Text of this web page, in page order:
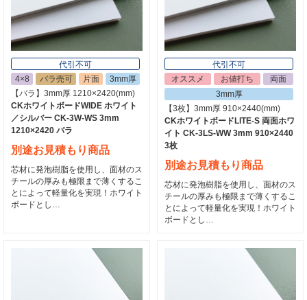
代引不可
4×8
バラ売可 片面
3mm厚
【バラ】3mm厚 1210×2420(mm)
CKホワイトボードWIDE ホワイト
／シルバー CK-3W-WS 3mm
1210×2420 バラ
別途お見積もり商品
芯材に発泡樹脂を使用し、面材のス
チールの厚みも極限まで薄くするこ
とによって軽量化を実現！ホワイト
ボードとし…
代引不可
オススメ
お値打ち
両面
3mm厚
【3枚】3mm厚 910×2440(mm)
CKホワイトボードLITE-S 両面ホワ
イト CK-3LS-WW 3mm 910×2440
3枚
別途お見積もり商品
芯材に発泡樹脂を使用し、面材のス
チールの厚みも極限まで薄くするこ
とによって軽量化を実現！ホワイト
ボードとし…